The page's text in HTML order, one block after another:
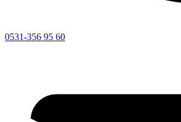
0531-356 95 60